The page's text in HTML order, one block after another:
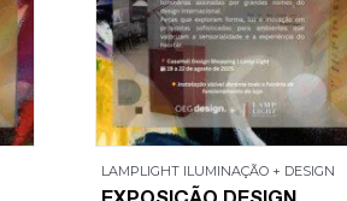
LAMPLIGHT ILUMINAÇÃO + DESIGN